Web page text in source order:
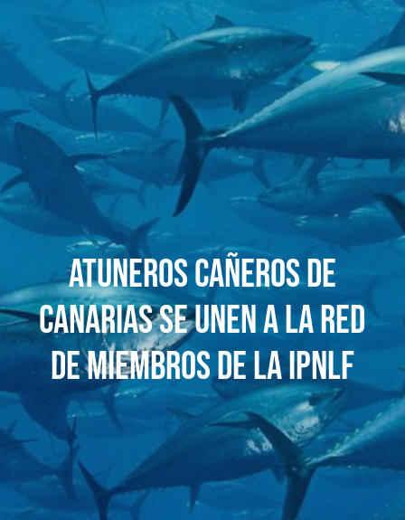
ATUNEROS CAÑEROS DE
CANARIAS SE UNEN A LA RED
DE MIEMBROS DE LA IPNLF